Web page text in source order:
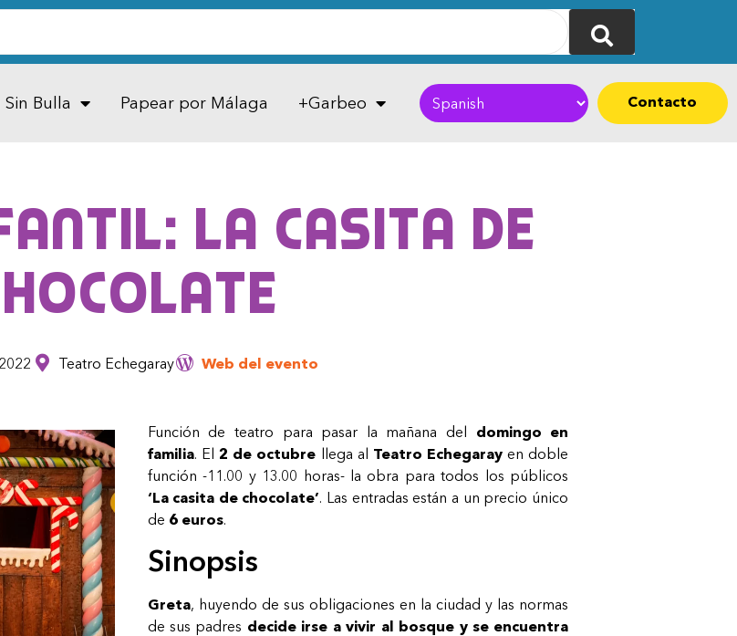
Bulla Papear por Málaga +Garbeo Contacto
La casita de
Teatro Echegaray Web del evento
Función de teatro para pasar la mañana del domingo en
familia. El 2 de octubre llega al Teatro Echegaray en doble
función -11.00 y 13.00 horas- la obra para todos los públicos
‘La casita de chocolate’. Las entradas están a un precio único
de 6 euros.
Sinopsis
Greta, huyendo de sus obligaciones en la ciudad y las normas
de sus padres decide irse a vivir al bosque y se encuentra